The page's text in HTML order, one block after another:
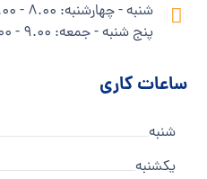
شنبه - چهارشنبه: 8.00 - 20.00
پنج شنبه - جمعه: 9.00 - 16.00
ساعات کاری
شنبه
یکشنبه